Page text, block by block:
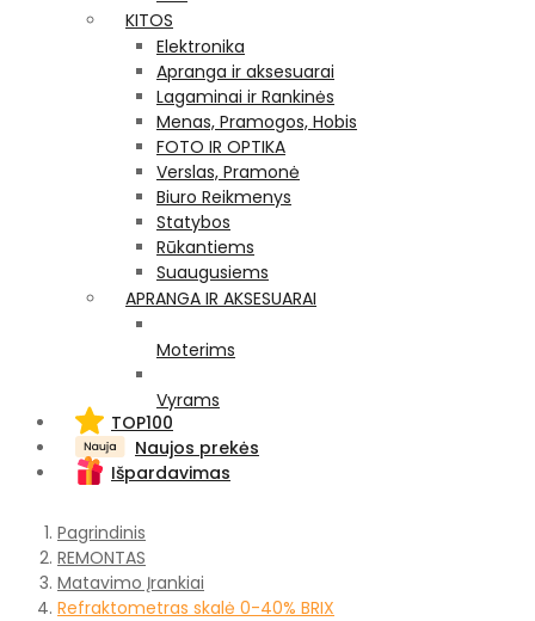
KITOS
Elektronika
Apranga ir aksesuarai
Lagaminai ir Rankinės
Menas, Pramogos, Hobis
FOTO IR OPTIKA
Verslas, Pramonė
Biuro Reikmenys
Statybos
Rūkantiems
Suaugusiems
APRANGA IR AKSESUARAI
Moterims
Vyrams
TOP100
Naujos prekės
Išpardavimas
Pagrindinis
REMONTAS
Matavimo Įrankiai
Refraktometras skalė 0-40% BRIX